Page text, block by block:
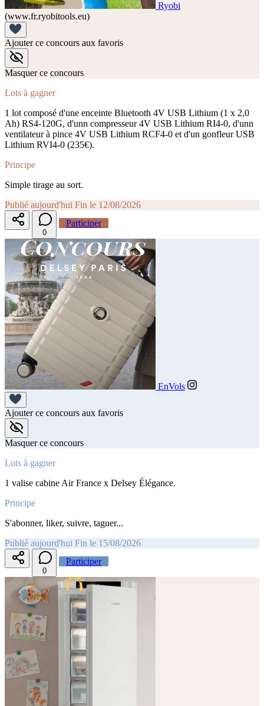
Ryobi
(www.fr.ryobitools.eu)
Ajouter ce concours aux favoris
Masquer ce concours
Lots à gagner
1 lot composé d'une enceinte Bluetooth 4V USB Lithium (1 x 2,0
Ah) RS4-120G, d'unn compresseur 4V USB Lithium RI4-0, d'unn
ventilateur à pince 4V USB Lithium RCF4-0 et d'un gonfleur USB
Lithium RVI4-0 (235€).
Principe
Simple tirage au sort.
Publié aujourd'hui Fin le 12/08/2026
0
Participer
EnVols
Ajouter ce concours aux favoris
Masquer ce concours
Lots à gagner
1 valise cabine Air France x Delsey Élégance.
Principe
S'abonner, liker, suivre, taguer...
Publié aujourd'hui Fin le 15/08/2026
0
Participer